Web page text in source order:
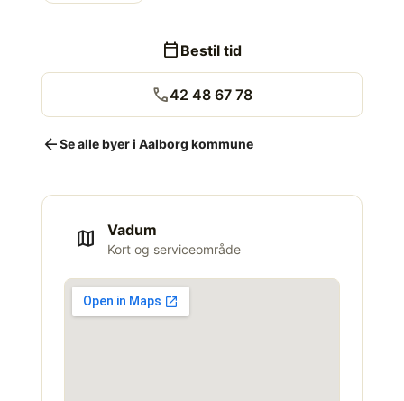
calendar_today Bestil tid
call42 48 67 78
arrow_backSe alle byer i Aalborg kommune
map Vadum
Kort og serviceområde